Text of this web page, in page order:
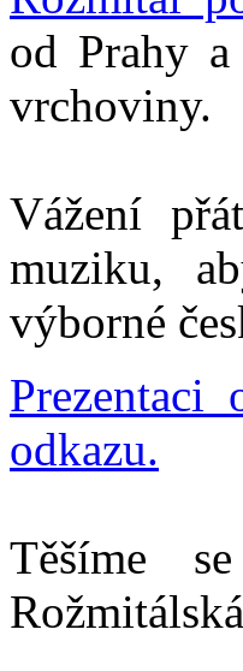
od Prahy
vrchoviny.
Vážení
muziku,
výborné
Prezentaci
odkazu.
Těšíme